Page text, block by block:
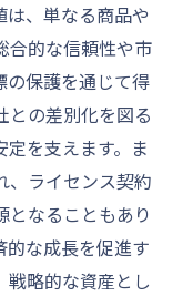
、単なる商品や
合的な信頼性や市
の保護を通じて得
との差別化を図る
を支えます。ま
、ライセンス契約
なることもあり
的な成長を促進す
戦略的な資産とし